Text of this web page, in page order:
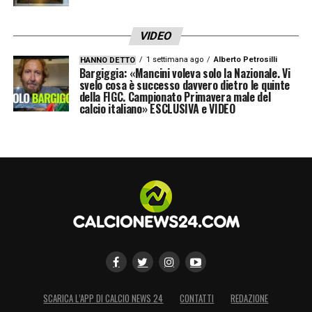
vantaggio sul Milan e due sul Napoli.
LEGGI ANCHE >>> Ultime Notizie Serie A:
tutte le novità del giorno sul massimo
campionato italiano
Il bilancio statistico mostra luci e ombre:
l’Inter vanta il miglior attacco del torneo con
35 reti (meno delle 40 di Inzaghi l’anno
scorso), ma una difesa che ha già concesso
decisivo per il titolo, proprio come
VIDEO
HANNO DETTO 1 settimana ago Alberto Petrosilli
Bargiggia: «Mancini voleva solo la Nazionale. Vi
svelo cosa è successo davvero dietro le quinte
della FIGC. Campionato Primavera male del
calcio italiano» ESCLUSIVA e VIDEO
SCARICA L’APP DI CALCIO NEWS 24 CONTATTI
REDAZIONE